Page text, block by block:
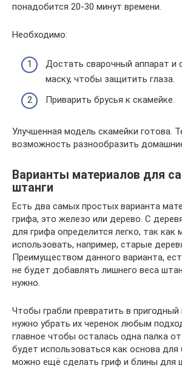
понадобится 20-30 минут времени.
Необходимо:
Достать сварочный аппарат и
маску, чтобы защитить глаза.
Приварить брусья к скамейке.
Улучшенная модель скамейки готова.
возможность разнообразить
Варианты материалов для
штанги
Есть два самых простых варианта
грифа, это железо или дерево. С
для грифа определится легко, так как
использовать, например, старые
Преимуществом данного варианта,
не будет добавлять лишнего веса
нужно.
Чтобы грабли превратить в
нужно убрать их черенок любым
главное чтобы осталась одна палка
будет использоваться как основа для
можно ещё сделать гриф и блины для